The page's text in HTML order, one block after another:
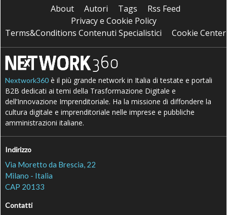
About Autori Tags
Rss Feed
Privacy e Cookie Policy
Terms&Conditions Contenuti Specialistici
Cookie Center
Nextwork360 è il più grande network in Italia di testate e portali
B2B dedicati ai temi della Trasformazione Digitale e
dell’Innovazione Imprenditoriale. Ha la missione di diffondere la
cultura digitale e imprenditoriale nelle imprese e pubbliche
amministrazioni italiane.
Indirizzo
Via Moretto da Brescia, 22
Milano - Italia
CAP 20133
Contatti